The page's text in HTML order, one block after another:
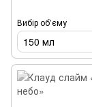
Вибір об’єму
150 мл